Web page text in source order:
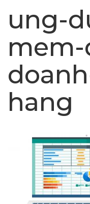
ung-
hang